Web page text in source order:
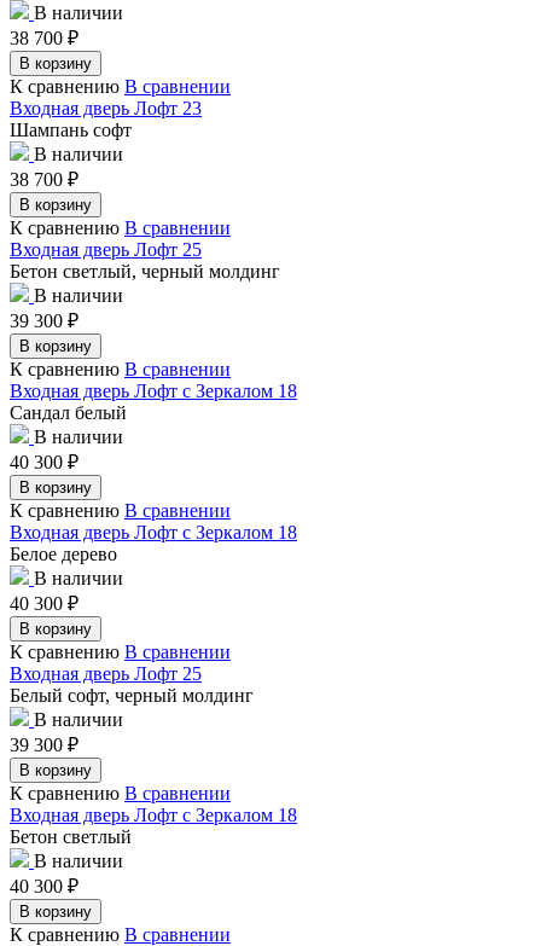
В наличии
38 700 ₽
В корзину
К сравнению В сравнении
Входная дверь Лофт 23
Шампань софт
В наличии
38 700 ₽
В корзину
К сравнению В сравнении
Входная дверь Лофт 25
Бетон светлый, черный молдинг
В наличии
39 300 ₽
В корзину
К сравнению В сравнении
Входная дверь Лофт с Зеркалом 18
Сандал белый
В наличии
40 300 ₽
В корзину
К сравнению В сравнении
Входная дверь Лофт с Зеркалом 18
Белое дерево
В наличии
40 300 ₽
В корзину
К сравнению В сравнении
Входная дверь Лофт 25
Белый софт, черный молдинг
В наличии
39 300 ₽
В корзину
К сравнению В сравнении
Входная дверь Лофт с Зеркалом 18
Бетон светлый
В наличии
40 300 ₽
В корзину
К сравнению В сравнении